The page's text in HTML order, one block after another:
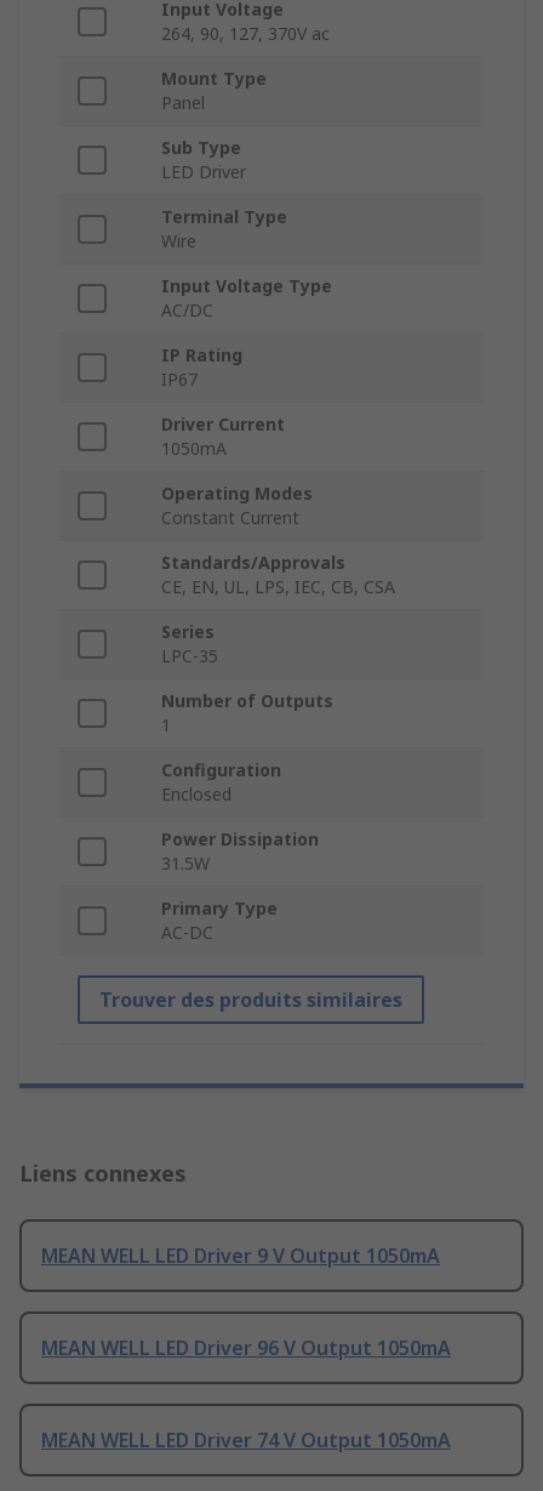
Input Voltage
264, 90, 127, 370V ac
Mount Type
Panel
Sub Type
LED Driver
Terminal Type
Wire
Input Voltage Type
AC/DC
IP Rating
IP67
Driver Current
1050mA
Operating Modes
Constant Current
Standards/Approvals
CE, EN, UL, LPS, IEC, CB, CSA
Series
LPC-35
Number of Outputs
1
Configuration
Enclosed
Power Dissipation
31.5W
Primary Type
AC-DC
Trouver des produits similaires
Liens connexes
MEAN WELL LED Driver 9 V Output 1050mA
MEAN WELL LED Driver 96 V Output 1050mA
MEAN WELL LED Driver 74 V Output 1050mA